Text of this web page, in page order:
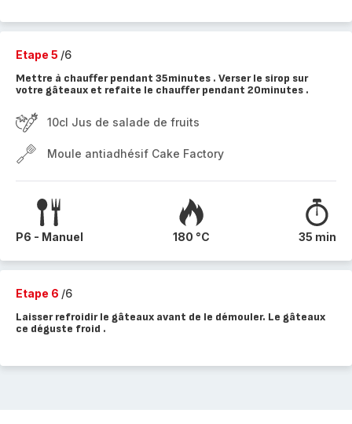
Etape 5 /6
Mettre à chauffer pendant 35minutes . Verser le sirop sur
votre gâteaux et refaite le chauffer pendant 20minutes .
10cl Jus de salade de fruits
Moule antiadhésif Cake Factory
P6 - Manuel 180 °C 35 min
Etape 6 /6
Laisser refroidir le gâteaux avant de le démouler. Le gâteaux
ce déguste froid .